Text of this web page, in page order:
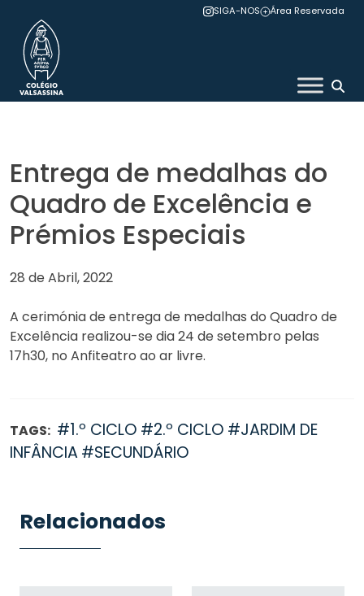
content
SIGA-NOS Área Reservada
Colégio Valsassina
Entrega de medalhas do
Quadro de Excelência e
Prémios Especiais
28 de Abril, 2022
A cerimónia de entrega de medalhas do Quadro de
Excelência realizou-se dia 24 de setembro pelas
17h30, no Anfiteatro ao ar livre.
TAGS: #1.º CICLO #2.º CICLO #JARDIM DE
INFÂNCIA#SECUNDÁRIO
Relacionados